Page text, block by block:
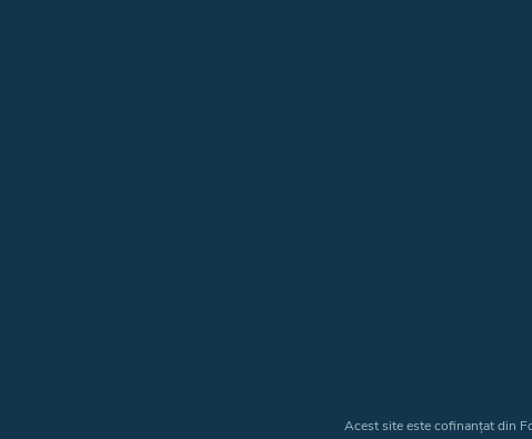
Acest site este cofinanțat din